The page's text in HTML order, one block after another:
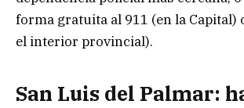
forma gratuita al 911 (en la Capital)
el interior provincial).
San Luis del Palmar: